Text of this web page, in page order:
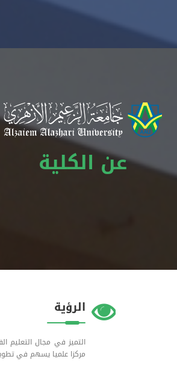
عن الكلية
الرؤية
التميز في مجال التعليم
مركزا علميا يسهم في